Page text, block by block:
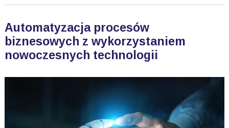
Automatyzacja procesów
biznesowych z wykorzystaniem
nowoczesnych technologii